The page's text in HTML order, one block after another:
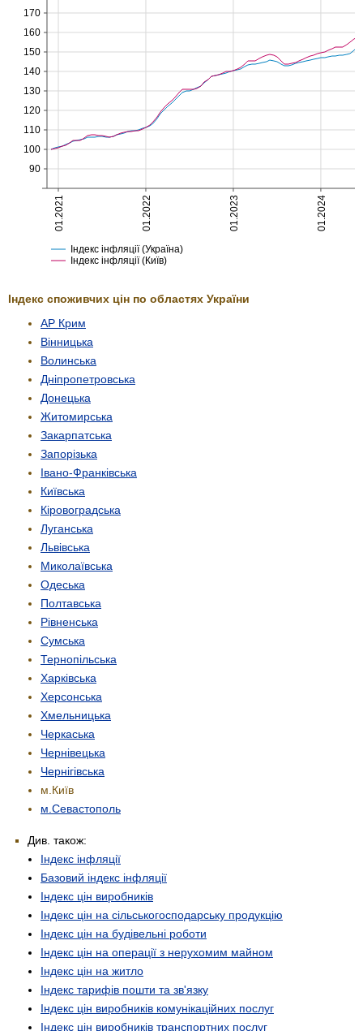
01.2021 01.2022 01.2023 01.2024
90
100
110
120
130
140
150
160
170
Індекс інфляції (Україна)
Індекс інфляції (Київ)
Індекс споживчих цін по областях України
АР Крим
Вінницька
Волинська
Дніпропетровська
Донецька
Житомирська
Закарпатська
Запорізька
Івано-Франківська
Київська
Кіровоградська
Луганська
Львівська
Миколаївська
Одеська
Полтавська
Рівненська
Сумська
Тернопільська
Харківська
Херсонська
Хмельницька
Черкаська
Чернівецька
Чернігівська
м.Київ
м.Севастополь
Див. також:
Індекс інфляції
Базовий індекс інфляції
Індекс цін виробників
Індекс цін на сільськогосподарську продукцію
Індекс цін на будівельні роботи
Індекс цін на операції з нерухомим майном
Індекс цін на житло
Індекс тарифів пошти та зв'язку
Індекс цін виробників комунікаційних послуг
Індекс цін виробників транспортних послуг